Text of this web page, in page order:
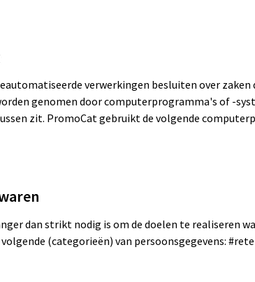
verwerkingen besluiten over
genomen door computerprogramma's of -
zit. PromoCat gebruikt de volgende
dan strikt nodig is om de doelen te realiseren
(categorieën) van persoonsgegevens: